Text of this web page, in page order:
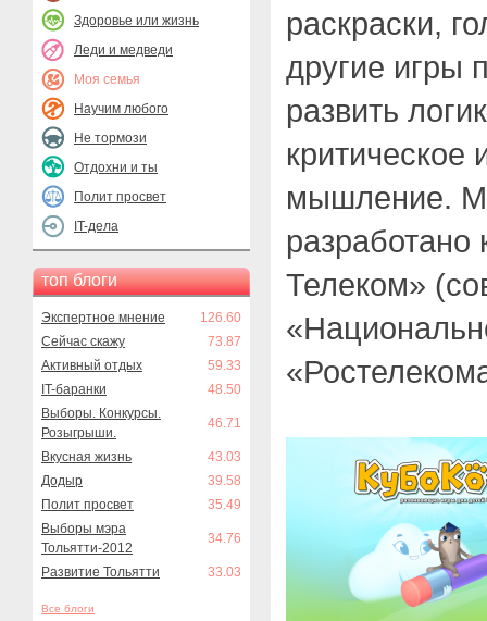
Здоровье или жизнь
Леди и медведи
Моя семья
Научим любого
Не тормози
Отдохни и ты
Полит просвет
IT-дела
топ блоги
Экспертное мнение
126.60
Сейчас скажу
73.87
Активный отдых
59.33
IT-баранки
48.50
Выборы. Конкурсы.
Розыгрыши.
46.71
Вкусная жизнь
43.03
Додыр
39.58
Полит просвет
35.49
Выборы мэра
Тольятти-2012
34.76
Развитие Тольятти 33.03
Все блоги
раскраски,
другие игры
развить
критическое
мышление.
Телеком»